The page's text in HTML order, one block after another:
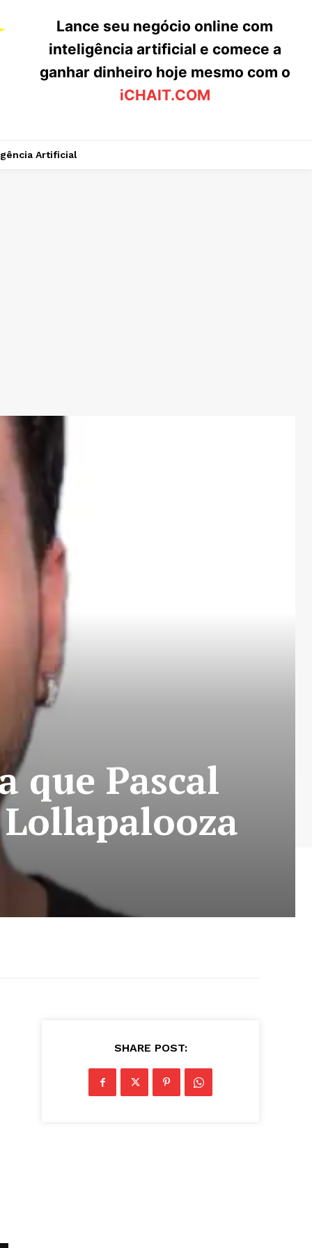
Lance seu negócio online com
inteligência artificial e comece a
ganhar dinheiro hoje mesmo com o
iCHAIT.COM
Artificial
que Pascal
SHARE POST: